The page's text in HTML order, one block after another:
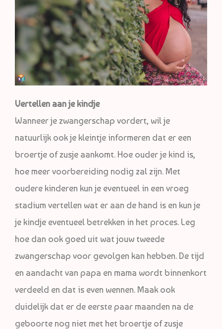
Vertellen aan je kindje
Wanneer je zwangerschap vordert, wil je
natuurlijk ook je kleintje informeren dat er een
broertje of zusje aankomt. Hoe ouder je kind is,
hoe meer voorbereiding nodig zal zijn. Met
oudere kinderen kun je eventueel in een vroeg
stadium vertellen wat er aan de hand is en kun je
je kindje eventueel betrekken in het proces. Leg
hoe dan ook goed uit wat jouw tweede
zwangerschap voor gevolgen kan hebben. De tijd
en aandacht van papa en mama wordt binnenkort
verdeeld en dat is even wennen. Maak ook
duidelijk dat er de eerste paar maanden na de
geboorte nog niet met het broertje of zusje